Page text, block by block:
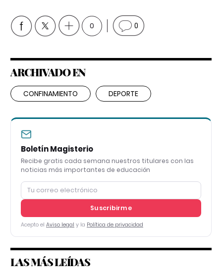
0 0
ARCHIVADO EN
CONFINAMIENTO DEPORTE
Boletín Magisterio
Recibe gratis cada semana nuestros titulares con las
noticias más importantes de educación
Suscribirme
Acepto el Aviso legal y la Política de privacidad
LAS MÁS LEÍDAS